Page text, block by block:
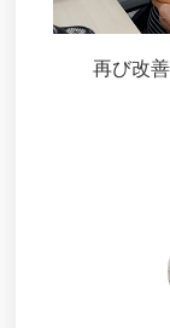
再び改